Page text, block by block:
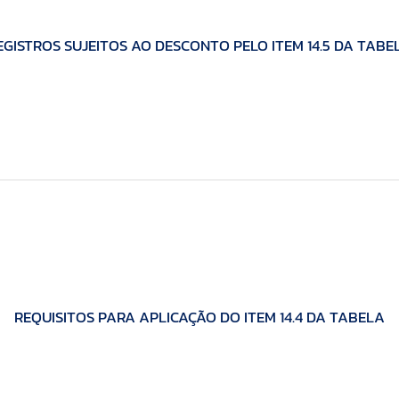
SUJEITOS AO DESCONTO PELO ITEM 14.5 DA
REQUISITOS PARA APLICAÇÃO DO ITEM 14.4 DA TABELA